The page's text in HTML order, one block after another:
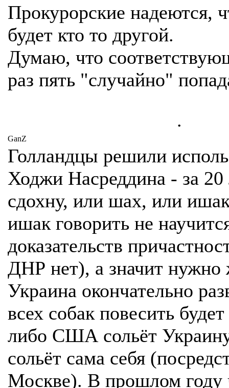
Прокурорские надеются,
будет кто то другой.
Думаю, что
раз пять "случайно"
.
GanZ
Голландцы решили
Ходжи Насреддина - за 20
сдохну, или шах, или
ишак говорить не
доказательств
ДНР нет), а значит нужно
Украина окончательно
всех собак повесить
либо США сольёт
сольёт сама себя
Москве). В прошлом году